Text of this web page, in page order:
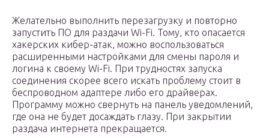
Желательно выполнить перезагрузку и повторно
запустить ПО для раздачи Wi-Fi. Тому, кто опасается
хакерских кибер-атак, можно воспользоваться
расширенными настройками для смены пароля и
логина к своему Wi-Fi. При трудностях запуска
соединения скорее всего искать проблему стоит в
беспроводном адаптере либо его драйверах.
Программу можно свернуть на панель уведомлений,
где она не будет досаждать глазу. При закрытии
раздача интернета прекращается.